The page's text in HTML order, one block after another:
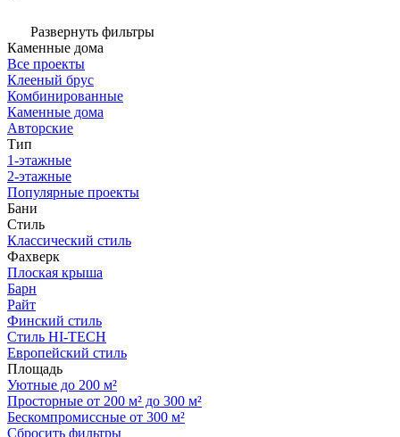
Развернуть фильтры
Каменные дома
Все проекты
Клееный брус
Комбинированные
Каменные дома
Авторские
Тип
1-этажные
2-этажные
Популярные проекты
Бани
Стиль
Классический стиль
Фахверк
Плоская крыша
Барн
Райт
Финский стиль
Стиль HI-TECH
Европейский стиль
Площадь
Уютные до 200 м²
Просторные от 200 м² до 300 м²
Бескомпромиссные от 300 м²
Сбросить фильтры